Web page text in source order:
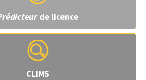
de licence
CLIMS